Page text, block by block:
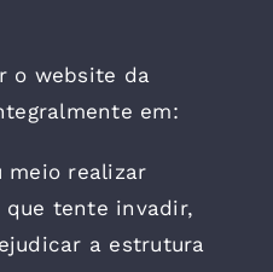
o website da
em:
meio realizar
tente invadir,
a estrutura